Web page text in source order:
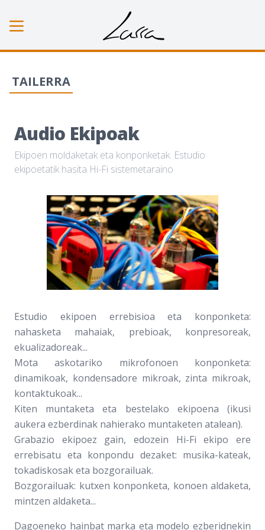
Open sidebar
TAILERRA
Audio Ekipoak
Ekipoen moldaketak eta konponketak. Estudio
ekipoetatik hasita Hi-Fi sistemetaraino
Estudio ekipoen errebisioa eta konponketa:
nahasketa mahaiak, prebioak, konpresoreak,
ekualizadoreak...
Mota askotariko mikrofonoen konponketa:
dinamikoak, kondensadore mikroak, zinta mikroak,
kontaktukoak...
Kiten muntaketa eta bestelako ekipoena (ikusi
aukera ezberdinak nahierako muntaketen atalean).
Grabazio ekipoez gain, edozein Hi-Fi ekipo ere
errebisatu eta konpondu dezaket: musika-kateak,
tokadiskosak eta bozgorailuak.
Bozgorailuak: kutxen konponketa, konoen aldaketa,
mintzen aldaketa...
Dagoeneko hainbat marka eta modelo ezberidnekin